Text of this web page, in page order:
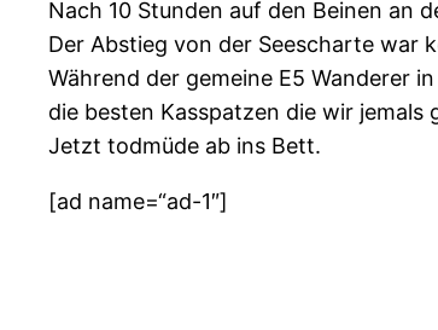
Nach 10 Stunden auf den Beinen an
Der Abstieg von der Seescharte war
Während der gemeine E5 Wanderer
die besten Kasspatzen die wir jemals
Jetzt todmüde ab ins Bett.
[ad name=“ad-1″]